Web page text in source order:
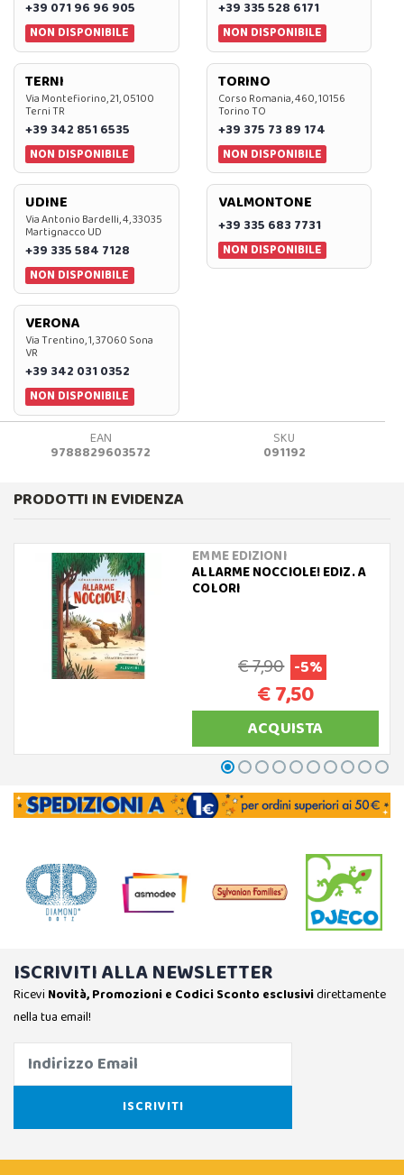
+39 071 96 96 905
NON DISPONIBILE
+39 335 528 6171
NON DISPONIBILE
TERNI
Via Montefiorino, 21, 05100
Terni TR
+39 342 851 6535
NON DISPONIBILE
TORINO
Corso Romania, 460, 10156
Torino TO
+39 375 73 89 174
NON DISPONIBILE
UDINE
Via Antonio Bardelli, 4, 33035
Martignacco UD
+39 335 584 7128
NON DISPONIBILE
VALMONTONE
+39 335 683 7731
NON DISPONIBILE
VERONA
Via Trentino, 1, 37060 Sona
VR
+39 342 031 0352
NON DISPONIBILE
EAN
9788829603572
SKU
091192
PRODOTTI IN EVIDENZA
EMME EDIZIONI
ALLARME NOCCIOLE! EDIZ. A
COLORI
€ 7,90 -5%
€ 7,50
ACQUISTA
ISCRIVITI ALLA NEWSLETTER
Ricevi Novità, Promozioni e Codici Sconto esclusividirettamente
nella tua email!